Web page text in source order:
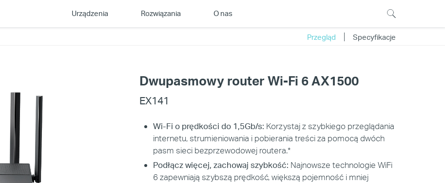
Urządzenia Rozwiązania O nas
Przegląd Specyfikacje
Dwupasmowy router Wi-Fi 6 AX1500
EX141
Wi-Fi o prędkości do 1,5Gb/s: Korzystaj z szybkiego przeglądania
internetu, strumieniowania i pobierania treści za pomocą dwóch
pasm sieci bezprzewodowej routera.*
Podłącz więcej, zachowaj szybkość: Najnowsze technologie WiFi
6 zapewniają szybszą prędkość, większą pojemność i mniej